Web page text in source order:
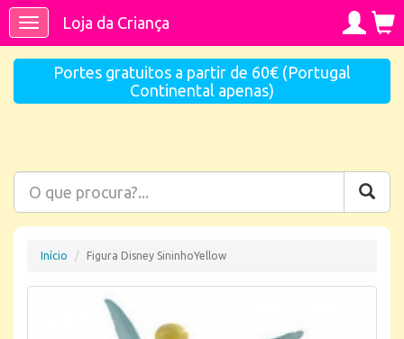
ToggleLoja da Criança
Portes gratuitos a partir de 60€ (Portugal
Continental apenas)
Início Figura Disney SininhoYellow